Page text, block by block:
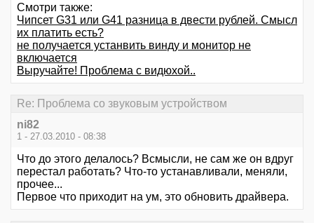
Смотри также:
Чипсет G31 или G41 разница в двести рублей. Смысл
их платить есть?
не получается устанвить винду и монитор не
включается
Выручайте! Проблема с видюхой..
Re: Проблема со звуковым устройством
ni82
1 - 27.03.2010 - 08:38
Что до этого делалось? Всмысли, не сам же он вдруг
перестал работать? Что-то устанавливали, меняли,
прочее...
Первое что приходит на ум, это обновить драйвера.